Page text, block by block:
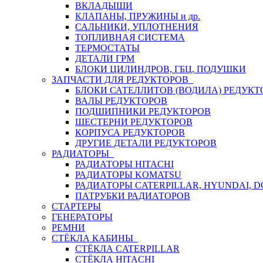
ВКЛАДЫШИ
КЛАПАНЫ, ПРУЖИНЫ и др.
САЛЬНИКИ, УПЛОТНЕНИЯ
ТОПЛИВНАЯ СИСТЕМА
ТЕРМОСТАТЫ
ДЕТАЛИ ГРМ
БЛОКИ ЦИЛИНДРОВ, ГБЦ, ПОДУШКИ
ЗАПЧАСТИ ДЛЯ РЕДУКТОРОВ
БЛОКИ САТЕЛЛИТОВ (ВОДИЛА)
ВАЛЫ РЕДУКТОРОВ
ПОДШИПНИКИ РЕДУКТОРОВ
ШЕСТЕРНИ РЕДУКТОРОВ
КОРПУСА РЕДУКТОРОВ
ДРУГИЕ ДЕТАЛИ РЕДУКТОРОВ
РАДИАТОРЫ
РАДИАТОРЫ HITACHI
РАДИАТОРЫ KOMATSU
РАДИАТОРЫ CATERPILLAR, HYUNDAI,
ПАТРУБКИ РАДИАТОРОВ
СТАРТЕРЫ
ГЕНЕРАТОРЫ
РЕМНИ
СТЁКЛА КАБИНЫ
СТЁКЛА CATERPILLAR
СТЁКЛА HITACHI